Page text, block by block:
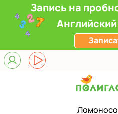
Запись на
Выберите